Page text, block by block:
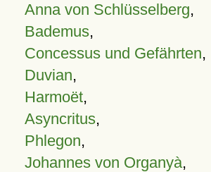
Anna von Schlüsselberg,
Bademus,
Concessus und Gefährten,
Duvian,
Harmoët,
Asyncritus,
Phlegon,
Johannes von Organyà,